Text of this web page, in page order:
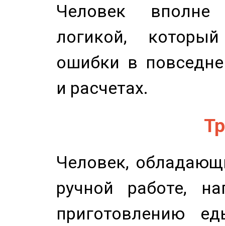
Человек
логикой,
ошибки в
и расчетах.
Человек,
ручной работе,
приготовлению